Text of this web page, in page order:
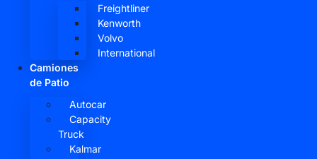
Freightliner
Kenworth
Volvo
International
Camiones
de Patio
Autocar
Capacity
Truck
Kalmar